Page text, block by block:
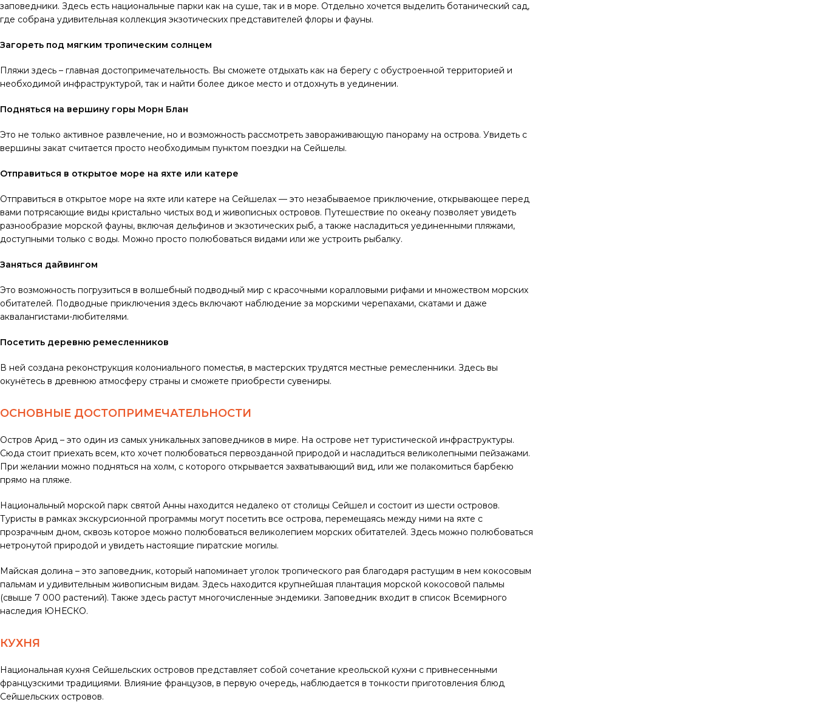
заповедники. Здесь есть национальные парки как на суше, так и в море. Отдельно хочется выделить ботанический сад,
где собрана удивительная коллекция экзотических представителей флоры и фауны.
Загореть под мягким тропическим солнцем
Пляжи здесь – главная достопримечательность. Вы сможете отдыхать как на берегу с обустроенной территорией и
необходимой инфраструктурой, так и найти более дикое место и отдохнуть в уединении.
Подняться на вершину горы Морн Блан
Это не только активное развлечение, но и возможность рассмотреть завораживающую панораму на острова. Увидеть с
вершины закат считается просто необходимым пунктом поездки на Сейшелы.
Отправиться в открытое море на яхте или катере
Отправиться в открытое море на яхте или катере на Сейшелах — это незабываемое приключение, открывающее перед
вами потрясающие виды кристально чистых вод и живописных островов. Путешествие по океану позволяет увидеть
разнообразие морской фауны, включая дельфинов и экзотических рыб, а также насладиться уединенными пляжами,
доступными только с воды. Можно просто полюбоваться видами или же устроить рыбалку.
Заняться дайвингом
Это возможность погрузиться в волшебный подводный мир с красочными коралловыми рифами и множеством морских
обитателей. Подводные приключения здесь включают наблюдение за морскими черепахами, скатами и даже
аквалангистами-любителями.
Посетить деревню ремесленников
В ней создана реконструкция колониального поместья, в мастерских трудятся местные ремесленники. Здесь вы
окунётесь в древнюю атмосферу страны и сможете приобрести сувениры.
ОСНОВНЫЕ ДОСТОПРИМЕЧАТЕЛЬНОСТИ
Остров Арид – это один из самых уникальных заповедников в мире. На острове нет туристической инфраструктуры.
Сюда стоит приехать всем, кто хочет полюбоваться первозданной природой и насладиться великолепными пейзажами.
При желании можно подняться на холм, с которого открывается захватывающий вид, или же полакомиться барбекю
прямо на пляже.
Национальный морской парк святой Анны находится недалеко от столицы Сейшел и состоит из шести островов.
Туристы в рамках экскурсионной программы могут посетить все острова, перемещаясь между ними на яхте с
прозрачным дном, сквозь которое можно полюбоваться великолепием морских обитателей. Здесь можно полюбоваться
нетронутой природой и увидеть настоящие пиратские могилы.
Майская долина – это заповедник, который напоминает уголок тропического рая благодаря растущим в нем кокосовым
пальмам и удивительным живописным видам. Здесь находится крупнейшая плантация морской кокосовой пальмы
(свыше 7 000 растений). Также здесь растут многочисленные эндемики. Заповедник входит в список Всемирного
наследия ЮНЕСКО.
КУХНЯ
Национальная кухня Сейшельских островов представляет собой сочетание креольской кухни с привнесенными
французскими традициями. Влияние французов, в первую очередь, наблюдается в тонкости приготовления блюд
Сейшельских островов.